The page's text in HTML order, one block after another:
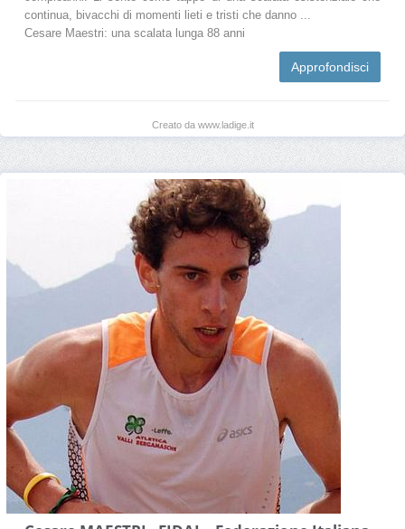
continua, bivacchi di momenti lieti e tristi che danno ...
Cesare Maestri: una scalata lunga 88 anni
Approfondisci
Creato da www.ladige.it